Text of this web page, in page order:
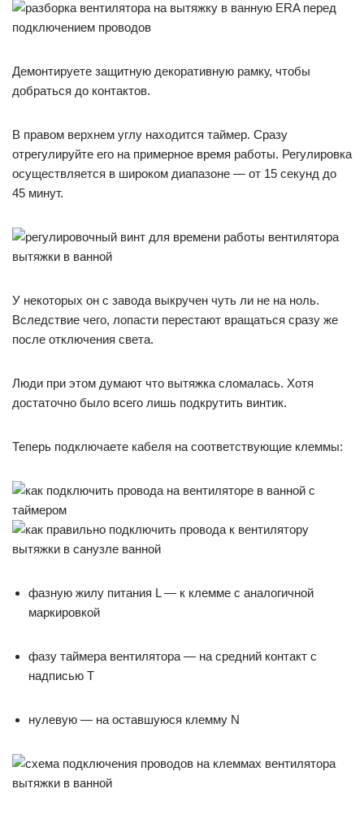
Демонтируете защитную декоративную рамку, чтобы
добраться до контактов.
В правом верхнем углу находится таймер. Сразу
отрегулируйте его на примерное время работы. Регулировка
осуществляется в широком диапазоне — от 15 секунд до
45 минут.
У некоторых он с завода выкручен чуть ли не на ноль.
Вследствие чего, лопасти перестают вращаться сразу же
после отключения света.
Люди при этом думают что вытяжка сломалась. Хотя
достаточно было всего лишь подкрутить винтик.
Теперь подключаете кабеля на соответствующие клеммы:
фазную жилу питания L — к клемме с аналогичной
маркировкой
фазу таймера вентилятора — на средний контакт с
надписью Т
нулевую — на оставшуюся клемму N